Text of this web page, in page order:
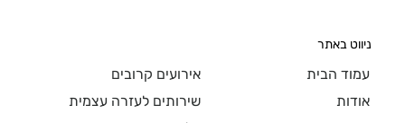
ניווט באתר
עמוד הבית
אודות
אירועים קרובים
שירותים לעזרה עצמית